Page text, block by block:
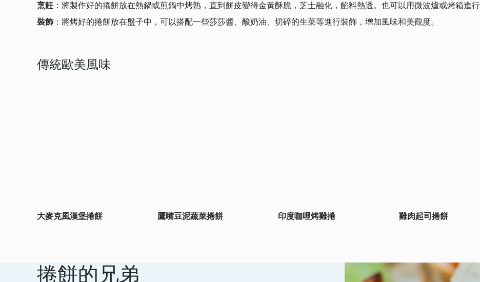
烹飪：將製作好的捲餅放在熱鍋或煎鍋中烤熟，直到餅皮變得金黃酥脆，芝士融化，餡料熱透。也可以用微波爐或烤箱進行
裝飾 ：將烤好的捲餅放在盤子中，可以搭配一些莎莎醬、酸奶油、切碎的生菜等進行裝飾，增加風味和美觀度。
傳統歐美風味
大麥克風漢堡捲餅 鷹嘴豆泥蔬菜捲餅 印度咖哩烤雞捲 雞肉起司捲餅
捲餅的兄弟